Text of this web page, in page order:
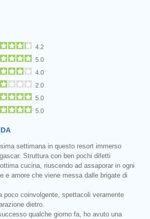
4.2
5.0
4.0
2.0
5.0
5.0
settimana in questo resort immerso
Struttura con ben pochi difetti
cucina, riuscendo ad assaporar in ogni
e amore che viene messa dalle brigate di
poco coinvolgente, spettacoli veramente
dietro.
qualche giorno fa, ho avuto una